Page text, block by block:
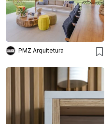
PMZ Arquitetura